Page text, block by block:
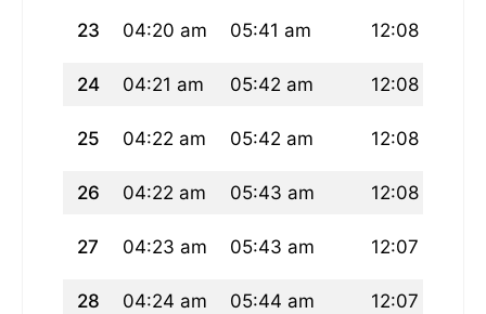
23 04:20 am 05:41 am 12:08 pm
24 04:21 am 05:42 am 12:08 pm
25 04:22 am 05:42 am 12:08 pm
26 04:22 am 05:43 am 12:08 pm
27 04:23 am 05:43 am 12:07 pm
28 04:24 am 05:44 am 12:07 pm